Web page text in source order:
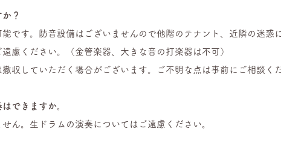
？
能です。防音設備はございませんので他階のテナント、近隣の迷惑
慮ください。（金管楽器、大きな音の打楽器は不可）
収していただく場合がございます。ご不明な点は事前にご相談く
できますか。
ん。生ドラムの演奏についてはご遠慮ください。